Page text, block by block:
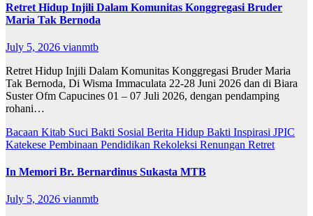
Retret Hidup Injili Dalam Komunitas Konggregasi Bruder
Maria Tak Bernoda
July 5, 2026 vianmtb
Retret Hidup Injili Dalam Komunitas Konggregasi Bruder Maria
Tak Bernoda, Di Wisma Immaculata 22-28 Juni 2026 dan di Biara
Suster Ofm Capucines 01 – 07 Juli 2026, dengan pendamping
rohani…
Bacaan Kitab Suci Bakti Sosial Berita Hidup Bakti Inspirasi JPIC
Katekese Pembinaan Pendidikan Rekoleksi Renungan Retret
In Memori Br. Bernardinus Sukasta MTB
July 5, 2026 vianmtb